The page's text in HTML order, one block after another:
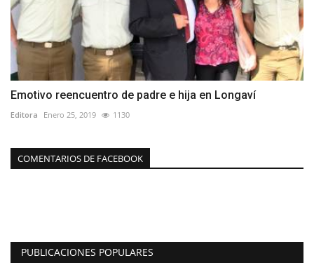
Emotivo reencuentro de padre e hija en Longaví
Editora Enero 25, 2019 1130
COMENTARIOS DE FACEBOOK
PUBLICACIONES POPULARES